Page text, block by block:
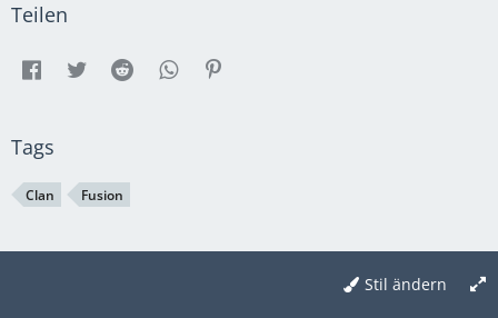
Teilen
Tags
Clan Fusion
Stil ändern